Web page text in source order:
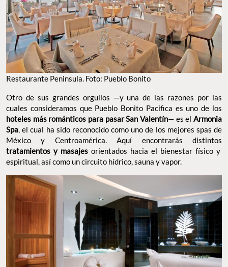
Restaurante Peninsula. Foto: Pueblo Bonito
Otro de sus grandes orgullos —y una de las razones por las
cuales consideramos que Pueblo Bonito Pacifica es uno de los
hoteles más románticos para pasar San Valentín— es el Armonia
Spa, el cual ha sido reconocido como uno de los mejores spas de
México y Centroamérica. Aquí encontrarás distintos
tratamientos y masajes orientados hacia el bienestar físico y
espiritual, así como un circuito hídrico, sauna y vapor.